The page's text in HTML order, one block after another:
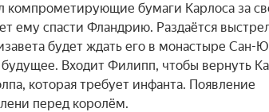
компрометирующие бумаги Карлоса за
ему спасти Фландрию. Раздаётся
будет ждать его в монастыре Сан-
Входит Филипп, чтобы вернуть
которая требует инфанта. Появление
перед королём.